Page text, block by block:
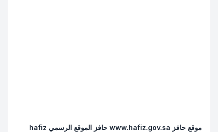
موقع حافز www.hafiz.gov.sa حافز الموقع الرسمي hafiz